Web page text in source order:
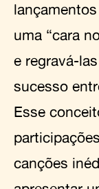
uma “cara
e regravá-
sucesso
Esse
canções